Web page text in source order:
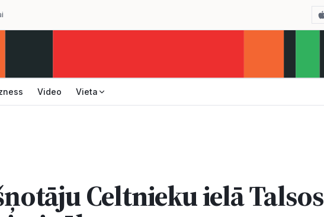
Video Vieta
Celtnieku ielā Talsos